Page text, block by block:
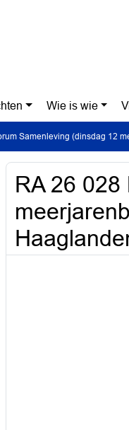
Wie is wie
Samenleving (dinsdag 12
RA 26